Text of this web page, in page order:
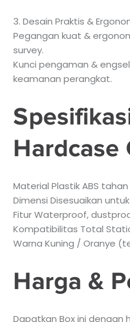
3. Desain Praktis &
Pegangan kuat &
survey.
Kunci pengaman &
keamanan perangkat.
Hardcase
Material Plastik ABS
Dimensi Disesuaikan
Fitur Waterproof,
Kompatibilitas Total
Warna Kuning / Oranye
Harga &
Dapatkan Box ini dengan